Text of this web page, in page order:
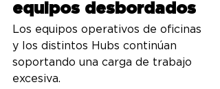
equipos desbordados
Los equipos operativos de oficinas
y los distintos Hubs continúan
soportando una carga de trabajo
excesiva.